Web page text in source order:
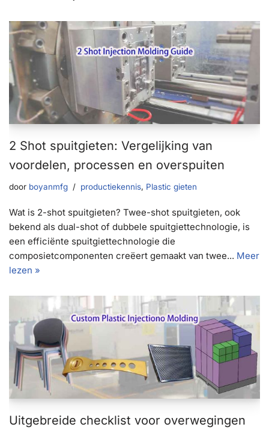
2 Shot spuitgieten: Vergelijking van
voordelen, processen en overspuiten
door boyanmfg productiekennis, Plastic gieten
Wat is 2-shot spuitgieten? Twee-shot spuitgieten, ook
bekend als dual-shot of dubbele spuitgiettechnologie, is
een efficiënte spuitgiettechnologie die
composietcomponenten creëert gemaakt van twee... Meer
lezen »
Uitgebreide checklist voor overwegingen